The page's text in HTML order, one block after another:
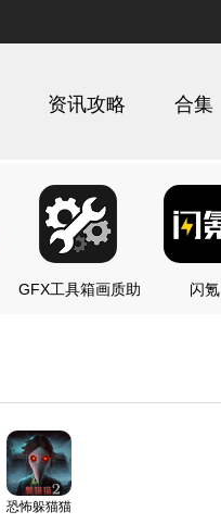
资讯攻略 合集
GFX工具箱画质助
闪氪
恐怖躲猫猫